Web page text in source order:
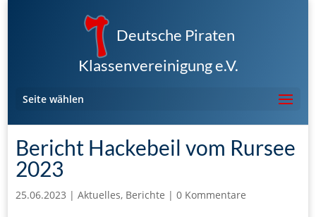
Deutsche Piraten
Klassenvereinigung e.V.
Seite wählen
Bericht Hackebeil vom Rursee
2023
25.06.2023 | Aktuelles, Berichte | 0 Kommentare